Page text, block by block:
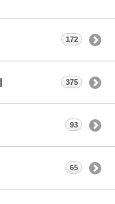
172
375
93
65